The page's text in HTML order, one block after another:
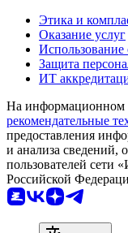
Этика и
Оказание услуг
Использование
Защита
ИТ
На информационном
рекомендательные
предоставления
и анализа сведений,
пользователей сети
Российской